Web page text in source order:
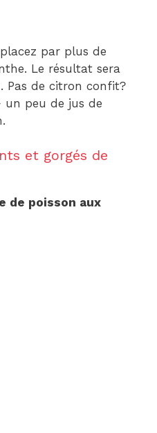
par plus de
Le résultat sera
Pas de citron confit?
un peu de jus de
et gorgés de
de poisson aux